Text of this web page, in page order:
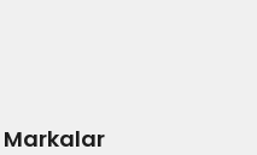
Markalar